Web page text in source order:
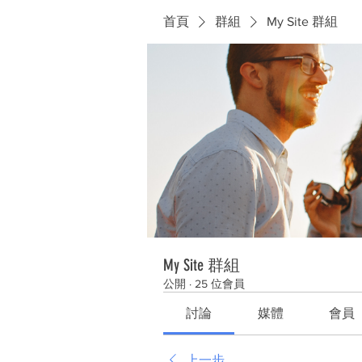
首頁 群組 My Site 群組
My Site 群組
公開 · 25 位會員
討論 媒體 會員